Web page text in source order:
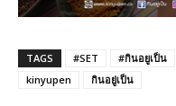
TAGS #SET #กินอยูเป็น
kinyupen
กินอยู่เป็น